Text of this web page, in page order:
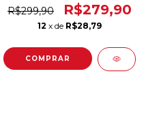
R$299,90 R$279,90
12 x de R$28,79
COMPRAR